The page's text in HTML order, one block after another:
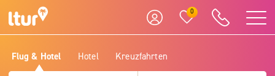
0
Flug & Hotel Hotel Kreuzfahrten